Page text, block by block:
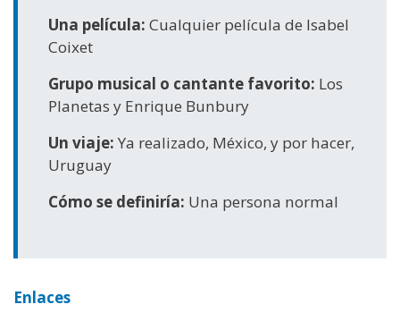
Una película:Cualquier película de Isabel
Coixet
Grupo musical o cantante favorito: Los
Planetas y Enrique Bunbury
Un viaje:Ya realizado, México, y por hacer,
Uruguay
Cómo se definiría: Una persona normal
Enlaces